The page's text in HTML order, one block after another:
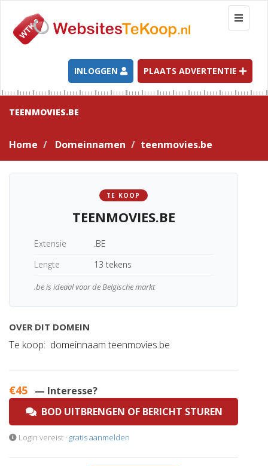
T
o
g
l
e
n
a
t
INLOGGEN PLAATS ADVERTENTIE
TEENMOVIES.BE
Home Domeinnamen teenmovies.be
TE KOOP
TEENMOVIES.BE
Extensie
.BE
Lengte
13 tekens
.be is ideaal voor de Belgische markt
OVER DIT DOMEIN
Te koop: domeinnaam teenmovies.be
€45 — Interesse?
BOD UITBRENGEN OF BERICHT STUREN
Login vereist · gratis aanmelden